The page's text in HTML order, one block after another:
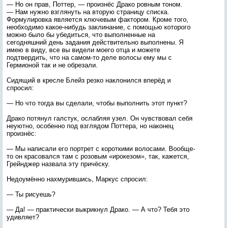
— Но он прав, Поттер, — произнёс Драко ровным тоном.
— Нам нужно взглянуть на вторую страницу списка.
Формулировка является ключевым фактором. Кроме того,
необходимо какое-нибудь заклинание, с помощью которого
можно было бы убедиться, что выполненные на
сегодняшний день задания действительно выполнены. Я
имею в виду, все вы видели моего отца и можете
подтвердить, что на самом-то деле волосы ему мы с
Гермионой так и не обрезали.
Сидящий в кресле Блейз резко наклонился вперёд и
спросил:
— Но что тогда вы сделали, чтобы выполнить этот пункт?
Драко потянул галстук, ослабляя узел. Он чувствовал себя
неуютно, особенно под взглядом Поттера, но наконец
произнёс:
— Мы написали его портрет с короткими волосами. Вообще-
то он красовался там с розовым «ирокезом», так, кажется,
Грейнджер назвала эту причёску.
Недоумённо нахмурившись, Маркус спросил:
— Ты рисуешь?
— Да! — практически выкрикнул Драко. — А что? Тебя это
удивляет?